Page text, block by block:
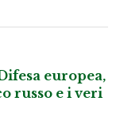
europea,
russo e i veri